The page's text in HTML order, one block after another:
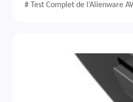
# Test Complet de l’Alienware